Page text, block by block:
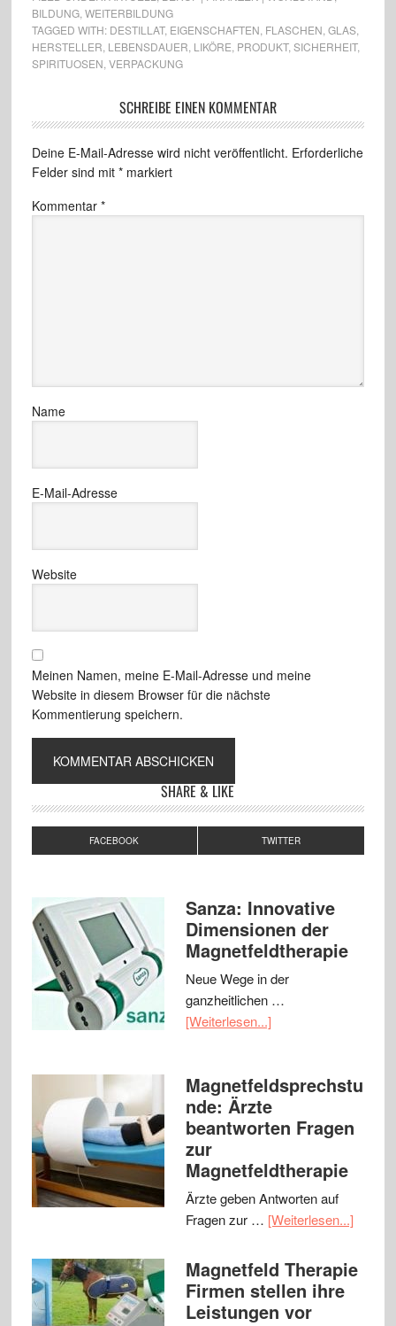
BILDUNG,WEITERBILDUNG
TAGGED WITH: DESTILLAT, EIGENSCHAFTEN, FLASCHEN,GLAS,
HERSTELLER, LEBENSDAUER, LIKÖRE, PRODUKT,SICHERHEIT,
SPIRITUOSEN,VERPACKUNG
SCHREIBE EINEN KOMMENTAR
Deine E-Mail-Adresse wird nicht veröffentlicht. Erforderliche
Felder sind mit *markiert
Kommentar *
Name
E-Mail-Adresse
Website
Meinen Namen, meine E-Mail-Adresse und meine
Website in diesem Browser für die nächste
Kommentierung speichern.
SHARE & LIKE
FACEBOOK TWITTER
Sanza: Innovative
Dimensionen der
Magnetfeldtherapie
Neue Wege in der
ganzheitlichen …
[Weiterlesen...]
Magnetfeldsprechstu
nde: Ärzte
beantworten Fragen
zur
Magnetfeldtherapie
Ärzte geben Antworten auf
Fragen zur … [Weiterlesen...]
Magnetfeld Therapie
Firmen stellen ihre
Leistungen vor